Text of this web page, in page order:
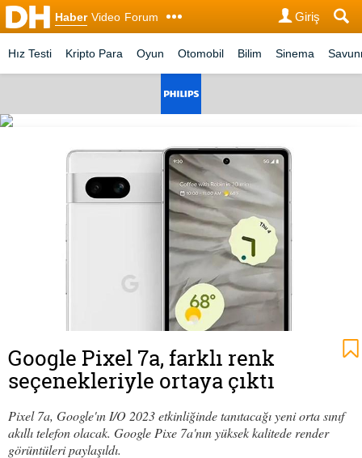
Haber Video Forum Giriş
Hız Testi Kripto Para Oyun Otomobil Bilim Sinema
Google Pixel 7a, farklı renk
seçenekleriyle ortaya çıktı
Pixel 7a, Google'ın I/O 2023 etkinliğinde tanıtacağı yeni orta sınıf
akıllı telefon olacak. Google Pixe 7a'nın yüksek kalitede render
görüntüleri paylaşıldı.